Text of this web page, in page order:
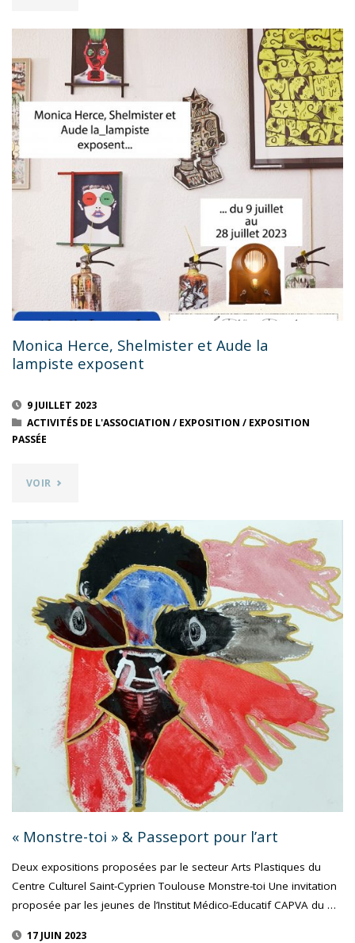
VIE,
DANIÈLE
BOUCON
RÉCIT
PHOTOGRAPHIQUE"
Monica Herce, Shelmister et Aude la
lampiste exposent
9 JUILLET 2023
ACTIVITÉS DE L'ASSOCIATION / EXPOSITION / EXPOSITION
PASSÉE
VOIR "MONICA
SHELMISTER
AUDE
LA
LAMPISTE
EXPOSENT"
« Monstre-toi » & Passeport pour l’art
Deux expositions proposées par le secteur Arts Plastiques du
Centre Culturel Saint-Cyprien Toulouse Monstre-toi Une invitation
proposée par les jeunes de l’Institut Médico-Educatif CAPVA du …
17 JUIN 2023